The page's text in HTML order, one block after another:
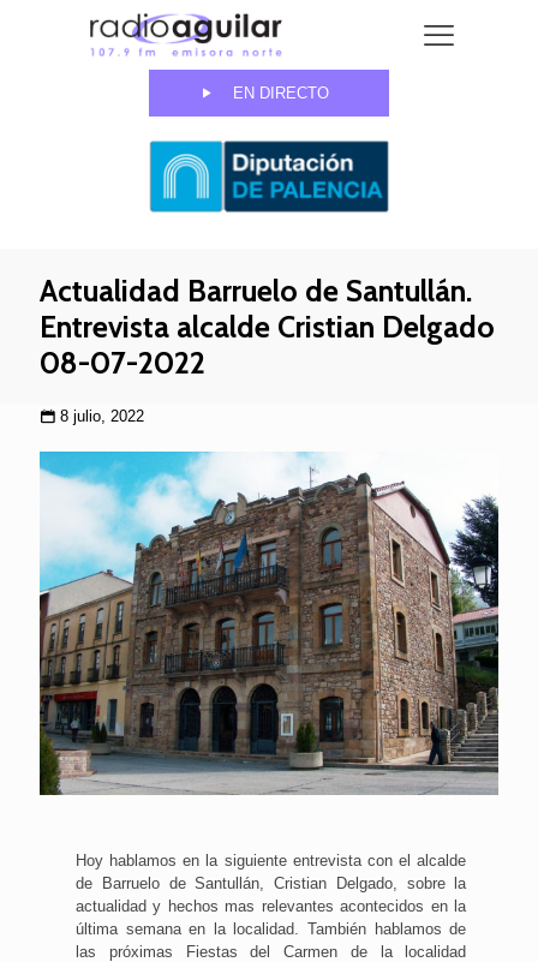
EN DIRECTO
Actualidad Barruelo de Santullán.
Entrevista alcalde Cristian Delgado
08-07-2022
8 julio, 2022
Hoy hablamos en la siguiente entrevista con el alcalde
de Barruelo de Santullán, Cristian Delgado, sobre la
actualidad y hechos mas relevantes acontecidos en la
última semana en la localidad. También hablamos de
las próximas Fiestas del Carmen de la localidad